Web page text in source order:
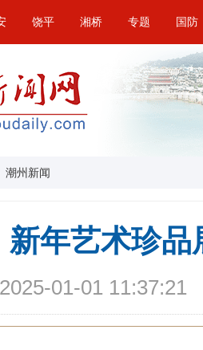
饶平 湘桥 专题 国防
潮州新闻
新年艺术珍品
01-01 11:37:21